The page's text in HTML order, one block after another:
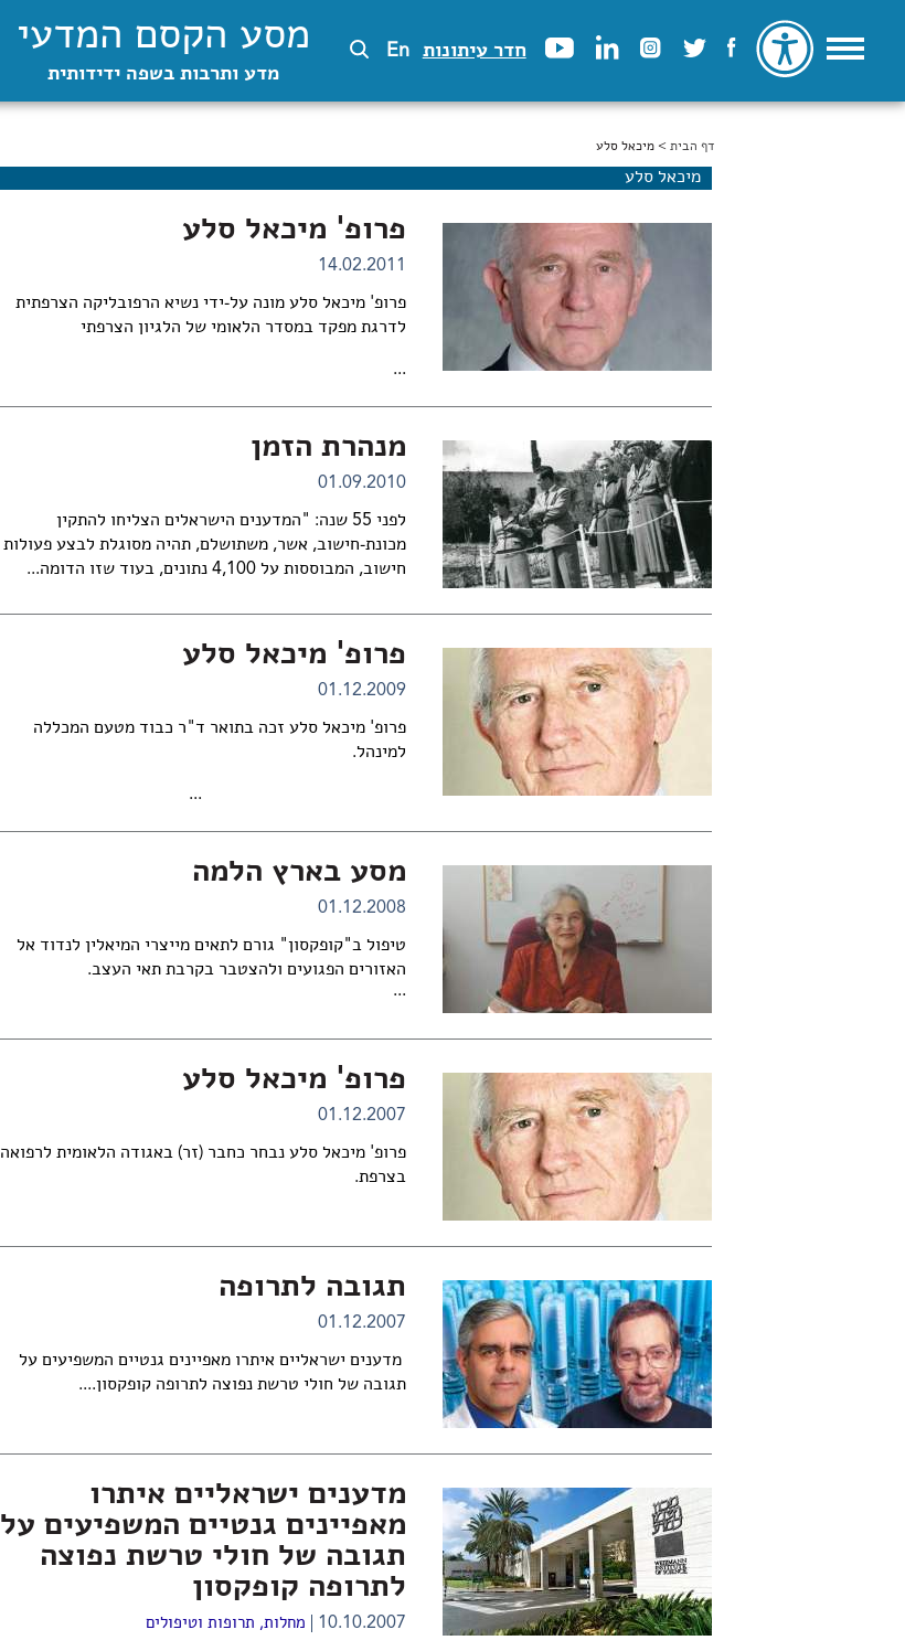
חדר עיתונות En מסע הקסם המדעי
מדע ותרבות בשפה ידידותית
הינך נמצא כאן
דף הבית > מיכאל סלע
מיכאל סלע
פרופ' מיכאל סלע
14.02.2011
פרופ' מיכאל סלע מונה על-ידי נשיא הרפובליקה הצרפתית
לדרגת מפקד במסדר הלאומי של הלגיון הצרפתי
...
מנהרת הזמן
01.09.2010
לפני 55 שנה: "המדענים הישראלים הצליחו להתקין
מכונת-חישוב, אשר, משתושלם, תהיה מסוגלת לבצע פעולות
חישוב, המבוססות על 4,100 נתונים, בעוד שזו הדומה...
פרופ' מיכאל סלע
01.12.2009
פרופ' מיכאל סלע זכה בתואר ד"ר כבוד מטעם המכללה
למינהל.
...
מסע בארץ הלמה
01.12.2008
טיפול ב"קופקסון" גורם לתאים מייצרי המיאלין לנדוד אל
האזורים הפגועים ולהצטבר בקרבת תאי העצב.
...
פרופ' מיכאל סלע
01.12.2007
פרופ' מיכאל סלע נבחר כחבר (זר) באגודה הלאומית לרפואה
בצרפת.
תגובה לתרופה
01.12.2007
מדענים ישראליים איתרו מאפיינים גנטיים המשפיעים על
תגובה של חולי טרשת נפוצה לתרופה קופקסון....
מדענים ישראליים איתרו
מאפיינים גנטיים המשפיעים על
תגובה של חולי טרשת נפוצה
לתרופה קופקסון
10.10.2007 מחלות, תרופות וטיפולים